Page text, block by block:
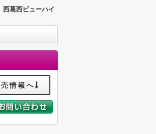
西葛西ビューハイ
売情報へ